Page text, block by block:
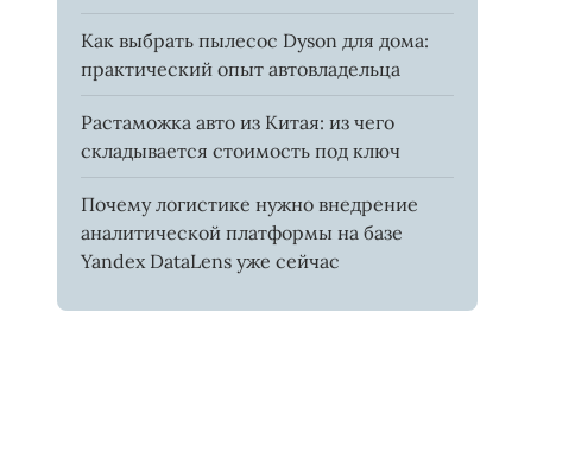
Как выбрать пылесос Dyson для дома:
практический опыт автовладельца
Растаможка авто из Китая: из чего
складывается стоимость под ключ
Почему логистике нужно внедрение
аналитической платформы на базе
Yandex DataLens уже сейчас